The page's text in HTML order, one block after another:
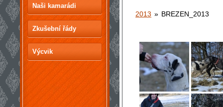
Naši kamarádi
Zkušební řády
Výcvik
2013 » BREZEN_2013